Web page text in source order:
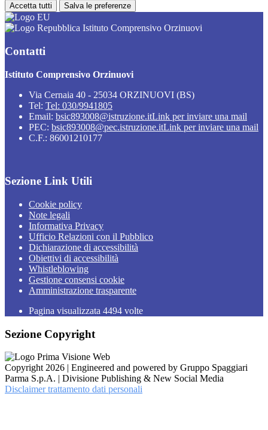
Accetta tutti Salva le preferenze
Istituto Comprensivo Orzinuovi
Contatti
Istituto Comprensivo Orzinuovi
Via Cernaia 40 - 25034 ORZINUOVI (BS)
Tel: Tel: 030/9941805
Email: bsic893008@istruzione.itLink per inviare una mail
PEC: bsic893008@pec.istruzione.itLink per inviare una mail
C.F.: 86001210177
Sezione Link Utili
Cookie policy
Note legali
Informativa Privacy
Ufficio Relazioni con il Pubblico
Dichiarazione di accessibilità
Obiettivi di accessibilità
Whistleblowing
Gestione consensi cookie
Amministrazione trasparente
Pagina visualizzata 4494 volte
Sezione Copyright
Copyright 2026 | Engineered and powered by Gruppo Spaggiari
Parma S.p.A. | Divisione Publishing & New Social Media
Disclaimer trattamento dati personali